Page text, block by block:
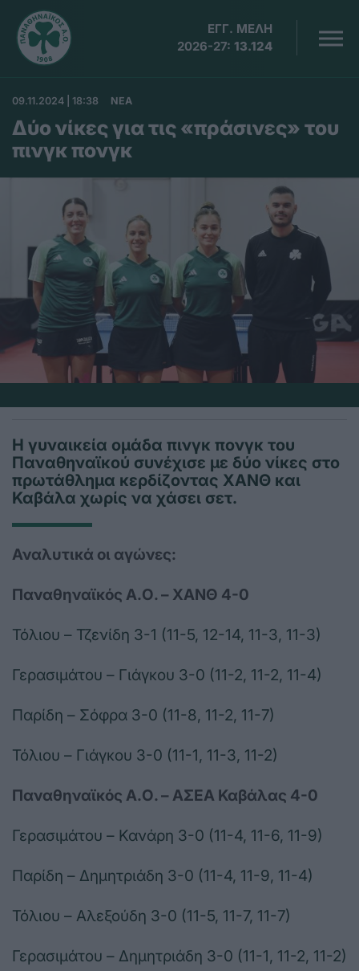
ΕΓΓ. ΜΕΛΗ
2026-27: 13.124
09.11.2024 | 18:38 ΝΕΑ
Δύο νίκες για τις «πράσινες» του
πινγκ πονγκ
Η γυναικεία ομάδα πινγκ πονγκ του
Παναθηναϊκού συνέχισε με δύο νίκες στο
πρωτάθλημα κερδίζοντας ΧΑΝΘ και
Καβάλα χωρίς να χάσει σετ.
Αναλυτικά οι αγώνες:
Παναθηναϊκός Α.Ο. – ΧΑΝΘ 4-0
Τόλιου – Τζενίδη 3-1 (11-5, 12-14, 11-3, 11-3)
Γερασιμάτου – Γιάγκου 3-0 (11-2, 11-2, 11-4)
Παρίδη – Σόφρα 3-0 (11-8, 11-2, 11-7)
Τόλιου – Γιάγκου 3-0 (11-1, 11-3, 11-2)
Παναθηναϊκός Α.Ο. – ΑΣΕΑ Καβάλας 4-0
Γερασιμάτου – Κανάρη 3-0 (11-4, 11-6, 11-9)
Παρίδη – Δημητριάδη 3-0 (11-4, 11-9, 11-4)
Τόλιου – Αλεξούδη 3-0 (11-5, 11-7, 11-7)
Γερασιμάτου – Δημητριάδη 3-0 (11-1, 11-2, 11-2)